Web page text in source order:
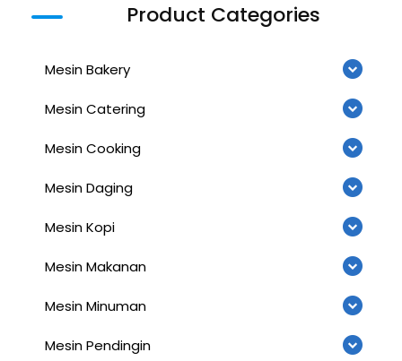
Product Categories
Mesin Bakery
Mesin Catering
Mesin Cooking
Mesin Daging
Mesin Kopi
Mesin Makanan
Mesin Minuman
Mesin Pendingin